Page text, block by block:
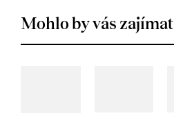
Mohlo by vás zajímat